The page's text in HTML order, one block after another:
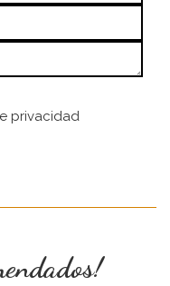
privacidad